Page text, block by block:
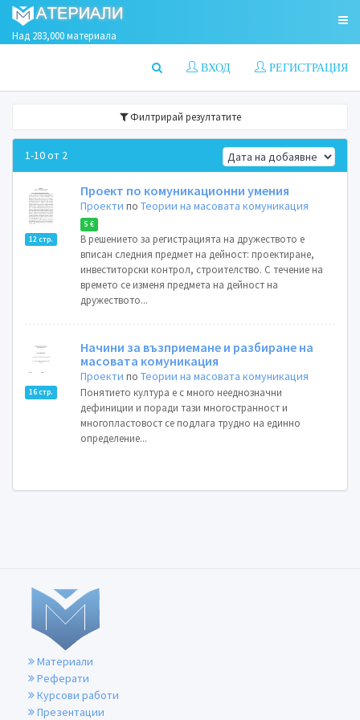
Над 283,000 материала
РЕГИСТРАЦИЯ
ВХОД
Филтрирай резултатите
1-10 от 2
12 стр.
Проект по комуникационни умения
Проекти поТеории на масовата комуникация
5 €
В решението за регистрацията на дружеството е
вписан следния предмет на дейност: проектиране,
инвеститорски контрол, строителство. С течение на
времето се изменя предмета на дейност на
дружеството...
16 стр.
Начини за възприемане и разбиране на
масовата комуникация
Проекти поТеории на масовата комуникация
Понятието култура е с много нееднозначни
дефиниции и поради тази многостранност и
многопластовост се подлага трудно на единно
определение...
Материали
Реферати
Курсови работи
Презентации